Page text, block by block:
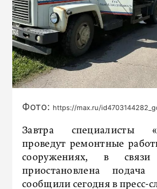
Фото: https://max.ru/
Завтра специалисты «
проведут ремонтные
сооружениях, в
приостановлена
сообщили сегодня в пресс-